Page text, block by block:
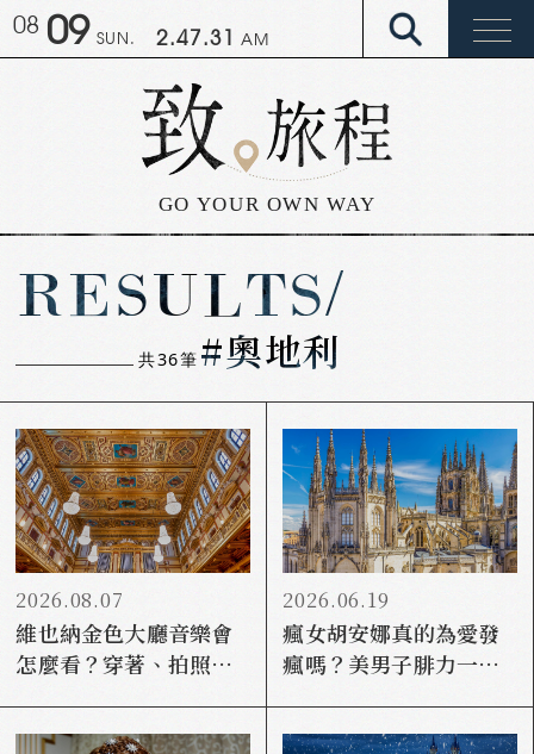
2.47.32 AM
08 09 SUN.
GO YOUR OWN WAY
RESULTS/
共36筆 #奧地利
2026.08.07
維也納金色大廳音樂會
怎麼看？穿著、拍照、
2026.06.19
瘋女胡安娜真的為愛發
瘋嗎？美男子腓力一世
班牙